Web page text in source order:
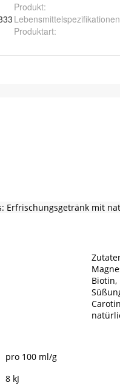
Produkt:
Lebensmittelspezifikationen
Produktart: